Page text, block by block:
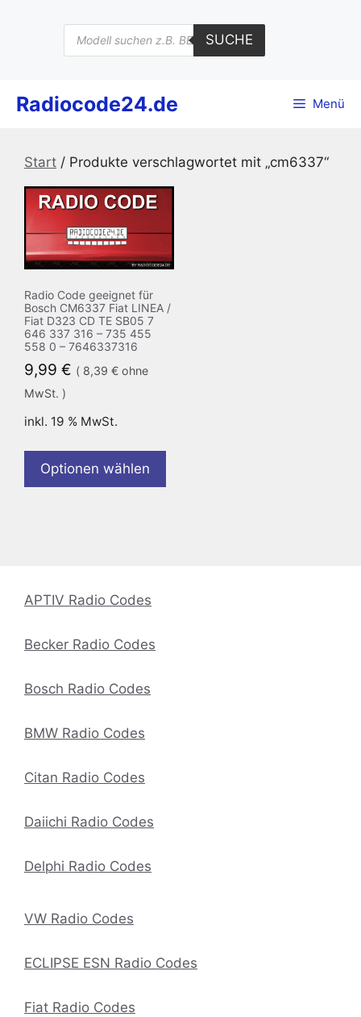
Products
search
SUCHE
Radiocode24.de Menü
Start / Produkte verschlagwortet mit „cm6337“
Radio Code geeignet für
Bosch CM6337 Fiat LINEA /
Fiat D323 CD TE SB05 7
646 337 316 – 735 455
558 0 – 7646337316
9,99 € ( 8,39 € ohne
MwSt. )
inkl. 19 % MwSt.
Optionen wählen
APTIV Radio Codes
Becker Radio Codes
Bosch Radio Codes
BMW Radio Codes
Citan Radio Codes
Daiichi Radio Codes
Delphi Radio Codes
VW Radio Codes
ECLIPSE ESN Radio Codes
Fiat Radio Codes